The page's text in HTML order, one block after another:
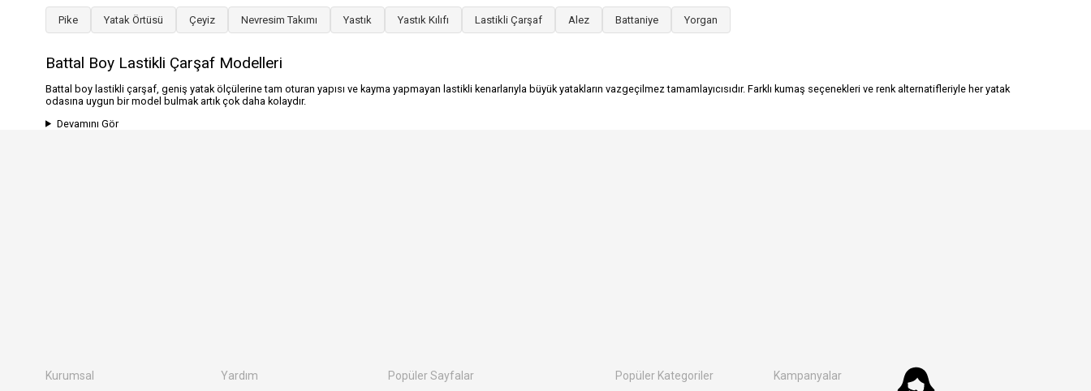
Pike Yatak Örtüsü Çeyiz Nevresim Takımı Yastık Yastık Kılıfı Lastikli Çarşaf Alez Battaniye Yorgan
Battal Boy Lastikli Çarşaf Modelleri
Battal boy lastikli çarşaf, geniş yatak ölçülerine tam oturan yapısı ve kayma yapmayan lastikli kenarlarıyla büyük yatakların vazgeçilmez tamamlayıcısıdır. Farklı kumaş seçenekleri ve renk alternatifleriyle her yatak
odasına uygun bir model bulmak artık çok daha kolaydır.
Devamını Gör
Kurumsal Yardım Popüler Sayfalar Popüler Kategoriler Kampanyalar